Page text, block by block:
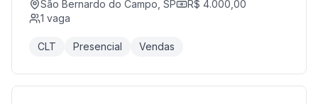
São Bernardo do Campo, SP
R$ 4.000,00
1 vaga
CLT Presencial Vendas